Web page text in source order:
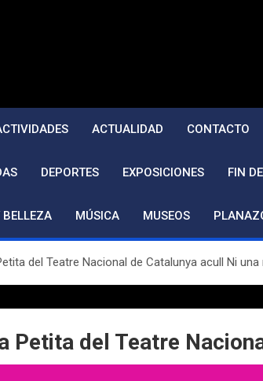
ACTUALIDAD CONTACTO
DEPORTES EXPOSICIONES FIN
MÚSICA MUSEOS
del Teatre Nacional de Catalunya acull Ni una
Petita del Teatre